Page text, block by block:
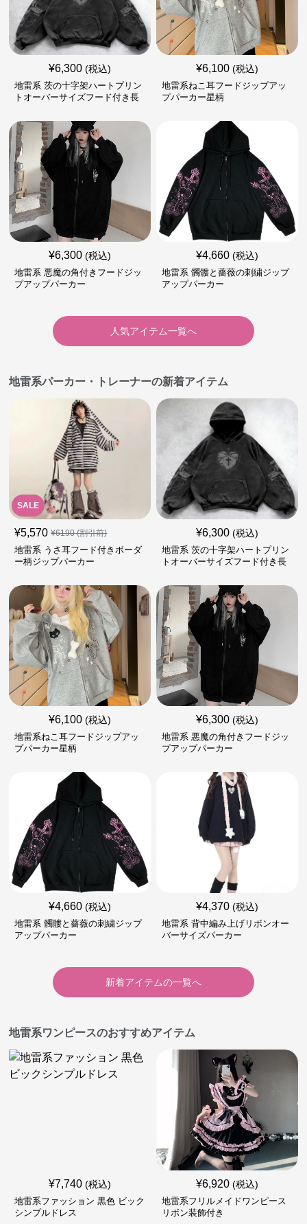
¥6,300 (税込)
地雷系 茨の十字架ハートプリン
トオーバーサイズフード付き長
¥6,100 (税込)
地雷系ねこ耳フードジップアッ
プパーカー星柄
¥6,300 (税込)
地雷系 悪魔の角付きフードジッ
プアップパーカー
¥4,660 (税込)
地雷系 髑髏と薔薇の刺繍ジップ
アップパーカー
人気アイテム一覧へ
地雷系パーカー・トレーナーの新着アイテム
SALE
¥5,570 ¥6190(割引前)
地雷系 うさ耳フード付きボーダ
ー柄ジップパーカー
¥6,300 (税込)
地雷系 茨の十字架ハートプリン
トオーバーサイズフード付き長
¥6,100 (税込)
地雷系ねこ耳フードジップアッ
プパーカー星柄
¥6,300 (税込)
地雷系 悪魔の角付きフードジッ
プアップパーカー
¥4,660 (税込)
地雷系 髑髏と薔薇の刺繍ジップ
アップパーカー
¥4,370 (税込)
地雷系 背中編み上げリボンオー
バーサイズパーカー
新着アイテムの一覧へ
地雷系ワンピースのおすすめアイテム
¥7,740 (税込)
地雷系ファッション 黒色 ビック
シンプルドレス
¥6,920 (税込)
地雷系フリルメイドワンピース
リボン装飾付き